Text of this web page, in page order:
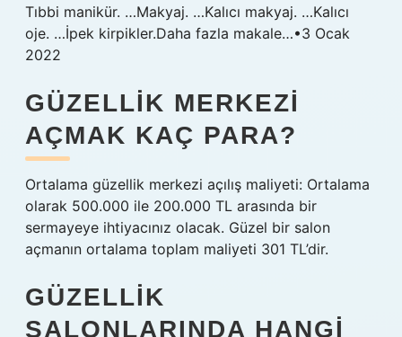
Tıbbi manikür. …Makyaj. …Kalıcı makyaj. …Kalıcı
oje. …İpek kirpikler.Daha fazla makale…•3 Ocak
2022
GÜZELLIK MERKEZI
AÇMAK KAÇ PARA?
Ortalama güzellik merkezi açılış maliyeti: Ortalama
olarak 500.000 ile 200.000 TL arasında bir
sermayeye ihtiyacınız olacak. Güzel bir salon
açmanın ortalama toplam maliyeti 301 TL’dir.
GÜZELLIK
SALONLARINDA HANGI